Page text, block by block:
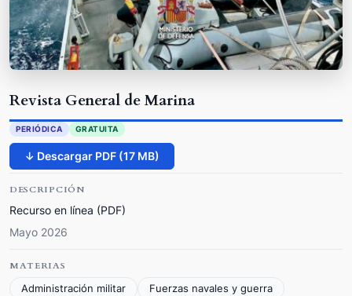
Revista General de Marina
PERIÓDICA GRATUITA
↓ Descargar PDF (17 MB)
DESCRIPCIÓN
Recurso en línea (PDF)
Mayo 2026
MATERIAS
Administración militar
Fuerzas navales y guerra